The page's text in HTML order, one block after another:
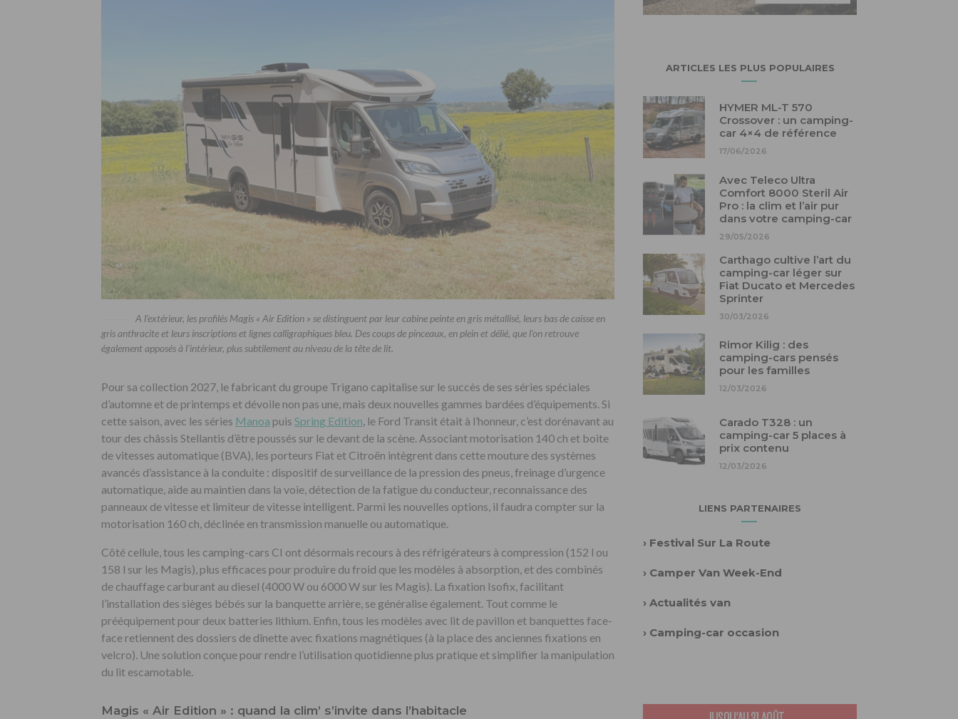
A l’extérieur, les profilés Magis « Air Edition » se distinguent par leur cabine peinte en gris métallisé, leurs bas de caisse en
gris anthracite et leurs inscriptions et lignes calligraphiques bleu. Des coups de pinceaux, en plein et délié, que l’on retrouve
également apposés à l’intérieur, plus subtilement au niveau de la tête de lit.
Pour sa collection 2027, le fabricant du groupe Trigano capitalise sur le succès de ses séries spéciales
d’automne et de printemps et dévoile non pas une, mais deux nouvelles gammes bardées d’équipements. Si
cette saison, avec les séries Manoa puis Spring Edition, le Ford Transit était à l’honneur, c’est dorénavant au
tour des châssis Stellantis d’être poussés sur le devant de la scène. Associant motorisation 140 ch et boite
de vitesses automatique (BVA), les porteurs Fiat et Citroën intègrent dans cette mouture des systèmes
avancés d’assistance à la conduite : dispositif de surveillance de la pression des pneus, freinage d’urgence
automatique, aide au maintien dans la voie, détection de la fatigue du conducteur, reconnaissance des
panneaux de vitesse et limiteur de vitesse intelligent. Parmi les nouvelles options, il faudra compter sur la
motorisation 160 ch, déclinée en transmission manuelle ou automatique.
Côté cellule, tous les camping-cars CI ont désormais recours à des réfrigérateurs à compression (152 l ou
158 l sur les Magis), plus efficaces pour produire du froid que les modèles à absorption, et des combinés
de chauffage carburant au diesel (4000 W ou 6000 W sur les Magis). La fixation Isofix, facilitant
l’installation des sièges bébés sur la banquette arrière, se généralise également. Tout comme le
prééquipement pour deux batteries lithium. Enfin, tous les modèles avec lit de pavillon et banquettes face-
face retiennent des dossiers de dînette avec fixations magnétiques (à la place des anciennes fixations en
velcro). Une solution conçue pour rendre l’utilisation quotidienne plus pratique et simplifier la manipulation
du lit escamotable.
Magis « Air Edition » : quand la clim’ s’invite dans l’habitacle
ARTICLES LES PLUS POPULAIRES
HYMER ML-T 570
Crossover : un camping-
car 4×4 de référence
17/06/2026
Avec Teleco Ultra
Comfort 8000 Steril Air
Pro : la clim et l’air pur
dans votre camping-car
29/05/2026
Carthago cultive l’art du
camping-car léger sur
Fiat Ducato et Mercedes
Sprinter
30/03/2026
Rimor Kilig : des
camping-cars pensés
pour les familles
12/03/2026
Carado T328 : un
camping-car 5 places à
prix contenu
12/03/2026
LIENS PARTENAIRES
› Festival Sur La Route
› Camper Van Week-End
› Actualités van
› Camping-car occasion